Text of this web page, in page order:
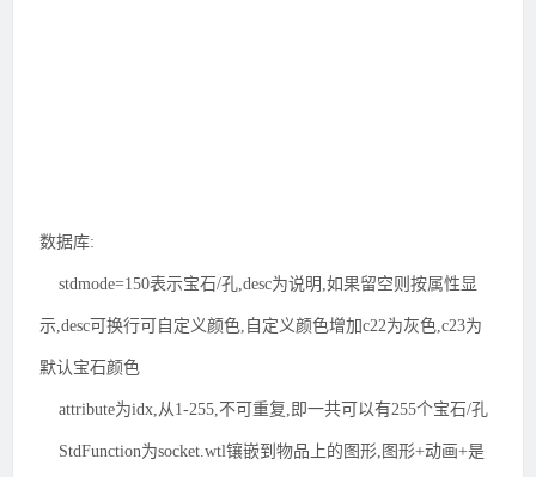
数据库:
stdmode=150表示宝石/孔,desc为说明,如果留空则按属性显
示,desc可换行可自定义颜色,自定义颜色增加c22为灰色,c23为
默认宝石颜色
attribute为idx,从1-255,不可重复,即一共可以有255个宝石/孔
StdFunction为socket.wtl镶嵌到物品上的图形,图形+动画+是